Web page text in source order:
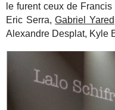
le furent ceux de
Eric Serra,Gabriel
Alexandre Desplat, Kyle